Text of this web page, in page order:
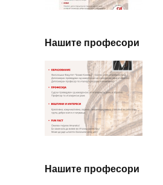
Нашите професори
Нашите професори